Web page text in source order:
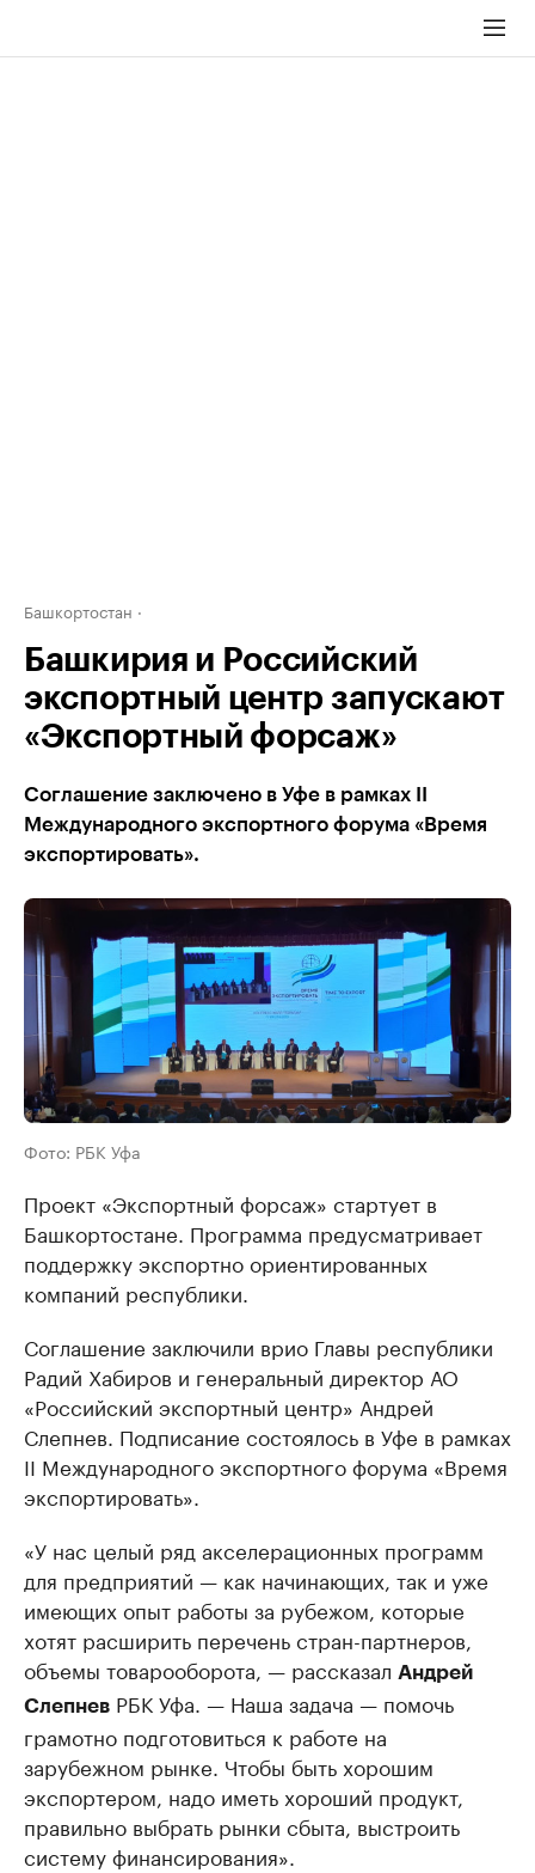
Башкортостан
Башкирия и Российский
экспортный центр запускают
«Экспортный форсаж»
Соглашение заключено в Уфе в рамках II
Международного экспортного форума «Время
экспортировать».
Фото: РБК Уфа
Проект «Экспортный форсаж» стартует в
Башкортостане. Программа предусматривает
поддержку экспортно ориентированных
компаний республики.
Соглашение заключили врио Главы республики
Радий Хабиров и генеральный директор АО
«Российский экспортный центр» Андрей
Слепнев. Подписание состоялось в Уфе в рамках
II Международного экспортного форума «Время
экспортировать».
«У нас целый ряд акселерационных программ
для предприятий — как начинающих, так и уже
имеющих опыт работы за рубежом, которые
хотят расширить перечень стран-партнеров,
объемы товарооборота, — рассказал Андрей
Слепнев РБК Уфа. — Наша задача — помочь
грамотно подготовиться к работе на
зарубежном рынке. Чтобы быть хорошим
экспортером, надо иметь хороший продукт,
правильно выбрать рынки сбыта, выстроить
систему финансирования».